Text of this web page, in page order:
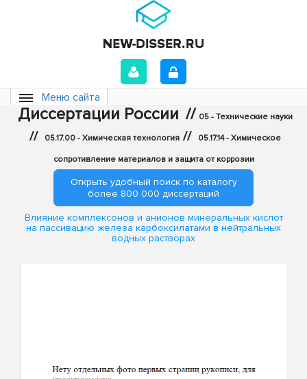
Меню сайта
Диссертации России // 05 - Технические науки
// 05.17.00 - Химическая технология // 05.17.14 - Химическое
сопротивление материалов и защита от коррозии
Открыть удобный поиск по каталогу
более 800 000 диссертаций
Влияние комплексонов и анионов минеральных кислот
на пассивацию железа карбоксилатами в нейтральных
водных растворах